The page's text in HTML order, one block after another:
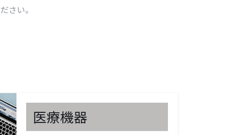
さい。
医療機器